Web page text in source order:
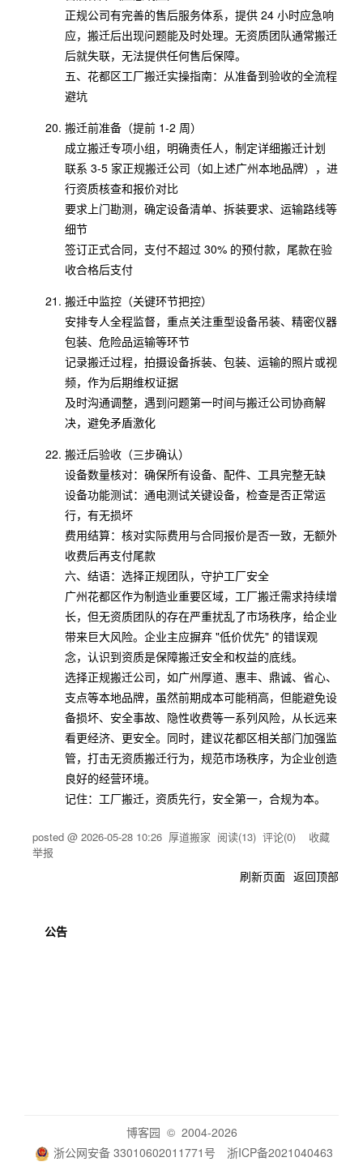
正规公司有完善的售后服务体系，提供 24 小时应急响
应，搬迁后出现问题能及时处理。无资质团队通常搬迁
后就失联，无法提供任何售后保障。
五、花都区工厂搬迁实操指南：从准备到验收的全流程
避坑
搬迁前准备（提前 1-2 周）
成立搬迁专项小组，明确责任人，制定详细搬迁计划
联系 3-5 家正规搬迁公司（如上述广州本地品牌），进
行资质核查和报价对比
要求上门勘测，确定设备清单、拆装要求、运输路线等
细节
签订正式合同，支付不超过 30% 的预付款，尾款在验
收合格后支付
搬迁中监控（关键环节把控）
安排专人全程监督，重点关注重型设备吊装、精密仪器
包装、危险品运输等环节
记录搬迁过程，拍摄设备拆装、包装、运输的照片或视
频，作为后期维权证据
及时沟通调整，遇到问题第一时间与搬迁公司协商解
决，避免矛盾激化
搬迁后验收（三步确认）
设备数量核对：确保所有设备、配件、工具完整无缺
设备功能测试：通电测试关键设备，检查是否正常运
行，有无损坏
费用结算：核对实际费用与合同报价是否一致，无额外
收费后再支付尾款
六、结语：选择正规团队，守护工厂安全
广州花都区作为制造业重要区域，工厂搬迁需求持续增
长，但无资质团队的存在严重扰乱了市场秩序，给企业
带来巨大风险。企业主应摒弃 "低价优先" 的错误观
念，认识到资质是保障搬迁安全和权益的底线。
选择正规搬迁公司，如广州厚道、惠丰、鼎诚、省心、
支点等本地品牌，虽然前期成本可能稍高，但能避免设
备损坏、安全事故、隐性收费等一系列风险，从长远来
看更经济、更安全。同时，建议花都区相关部门加强监
管，打击无资质搬迁行为，规范市场秩序，为企业创造
良好的经营环境。
记住：工厂搬迁，资质先行，安全第一，合规为本。
posted @ 2026-05-28 10:26 厚道搬家 阅读(13) 评论(0) 收藏
举报
刷新页面 返回顶部
公告
博客园 © 2004-2026
浙公网安备 33010602011771号
浙ICP备2021040463